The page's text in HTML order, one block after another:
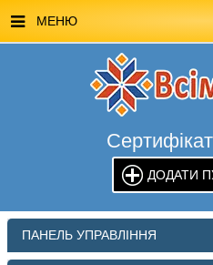
МЕНЮ
МАГАЗИН ВСІМОСВІТА
СТЕНДИ ВСІМОСВІТА
РЕКЛАМА НА САЙТІ
КОНТАКТИ
ДОДАТИ
ПАНЕЛЬ УПРАВЛІННЯ